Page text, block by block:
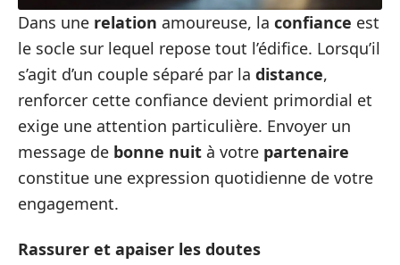
Dans une relation amoureuse, la confiance est
le socle sur lequel repose tout l’édifice. Lorsqu’il
s’agit d’un couple séparé par la distance,
renforcer cette confiance devient primordial et
exige une attention particulière. Envoyer un
message de bonne nuit à votre partenaire
constitue une expression quotidienne de votre
engagement.
Rassurer et apaiser les doutes